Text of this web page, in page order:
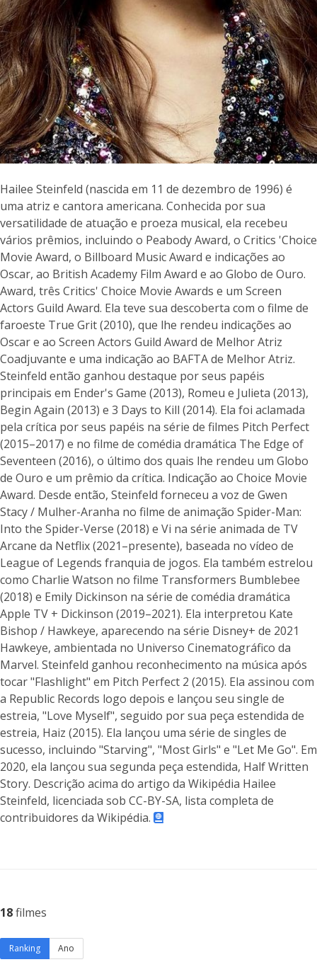
Hailee Steinfeld (nascida em 11 de dezembro de 1996) é
uma atriz e cantora americana. Conhecida por sua
versatilidade de atuação e proeza musical, ela recebeu
vários prêmios, incluindo o Peabody Award, o Critics 'Choice
Movie Award, o Billboard Music Award e indicações ao
Oscar, ao British Academy Film Award e ao Globo de Ouro.
Award, três Critics' Choice Movie Awards e um Screen
Actors Guild Award. Ela teve sua descoberta com o filme de
faroeste True Grit (2010), que lhe rendeu indicações ao
Oscar e ao Screen Actors Guild Award de Melhor Atriz
Coadjuvante e uma indicação ao BAFTA de Melhor Atriz.
Steinfeld então ganhou destaque por seus papéis
principais em Ender's Game (2013), Romeu e Julieta (2013),
Begin Again (2013) e 3 Days to Kill (2014). Ela foi aclamada
pela crítica por seus papéis na série de filmes Pitch Perfect
(2015–2017) e no filme de comédia dramática The Edge of
Seventeen (2016), o último dos quais lhe rendeu um Globo
de Ouro e um prêmio da crítica. Indicação ao Choice Movie
Award. Desde então, Steinfeld forneceu a voz de Gwen
Stacy / Mulher-Aranha no filme de animação Spider-Man:
Into the Spider-Verse (2018) e Vi na série animada de TV
Arcane da Netflix (2021–presente), baseada no vídeo de
League of Legends franquia de jogos. Ela também estrelou
como Charlie Watson no filme Transformers Bumblebee
(2018) e Emily Dickinson na série de comédia dramática
Apple TV + Dickinson (2019–2021). Ela interpretou Kate
Bishop / Hawkeye, aparecendo na série Disney+ de 2021
Hawkeye, ambientada no Universo Cinematográfico da
Marvel. Steinfeld ganhou reconhecimento na música após
tocar "Flashlight" em Pitch Perfect 2 (2015). Ela assinou com
a Republic Records logo depois e lançou seu single de
estreia, "Love Myself", seguido por sua peça estendida de
estreia, Haiz (2015). Ela lançou uma série de singles de
sucesso, incluindo "Starving", "Most Girls" e "Let Me Go". Em
2020, ela lançou sua segunda peça estendida, Half Written
Story. Descrição acima do artigo da Wikipédia Hailee
Steinfeld, licenciada sob CC-BY-SA, lista completa de
contribuidores da Wikipédia.
18filmes
Ranking Ano